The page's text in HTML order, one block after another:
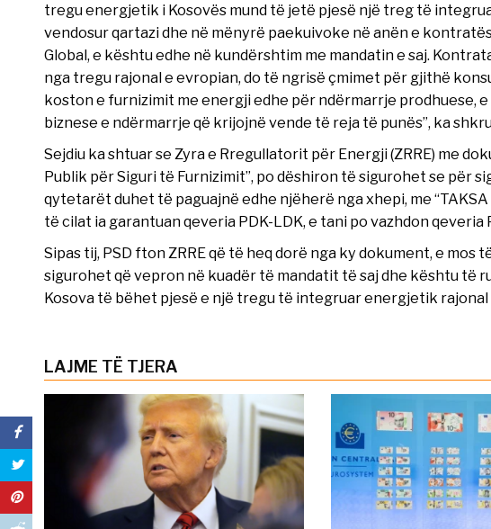
tregu energjetik i Kosovës mund të jetë pjesë një treg të
vendosur qartazi dhe në mënyrë paekuivoke në anën e
Global, e kështu edhe në kundërshtim me mandatin e saj.
nga tregu rajonal e evropian, do të ngrisë çmimet për gjithë
koston e furnizimit me energji edhe për ndërmarrje prodhuese,
biznese e ndërmarrje që krijojnë vende të reja të punës”, ka
Sejdiu ka shtuar se Zyra e Rregullatorit për Energji (ZRRE) me
Publik për Siguri të Furnizimit”, po dëshiron të sigurohet se për
qytetarët duhet të paguajnë edhe njëherë nga xhepi, me “TAKSA
të cilat ia garantuan qeveria PDK-LDK, e tani po vazhdon qeveria
Sipas tij, PSD fton ZRRE që të heq dorë nga ky dokument, e
sigurohet që vepron në kuadër të mandatit të saj dhe kështu të
Kosova të bëhet pjesë e një tregu të integruar energjetik
LAJME TË TJERA